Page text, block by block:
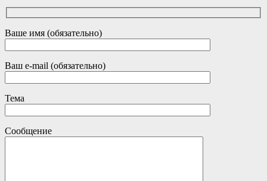
Ваше имя (обязательно)
Ваш e-mail (обязательно)
Тема
Сообщение